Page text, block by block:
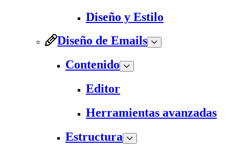
Diseño y Estilo
Diseño de Emails
Contenido
Editor
Herramientas avanzadas
Estructura